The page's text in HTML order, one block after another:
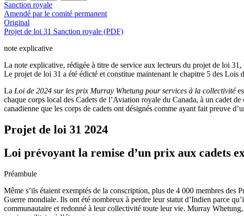
Sanction royale
Amendé par le comité permanent
Original
Projet de loi 31 Sanction royale (PDF)
note explicative
La note explicative, rédigée à titre de service aux lecteurs du projet de loi
Le projet de loi 31 a été édicté et constitue maintenant le chapitre 5 des Lois
La Loi de 2024 sur les prix Murray Whetung pour services à la collectivité
chaque corps local des Cadets de l’Aviation royale du Canada, à un cadet
canadienne que les corps de cadets ont désignés comme ayant fait preuve
Projet de loi 31 2024
Loi prévoyant la remise d’un prix aux cadets
Préambule
Même s’ils étaient exemptés de la conscription, plus de 4 000 membres des
Guerre mondiale. Ils ont été nombreux à perdre leur statut d’Indien parce
communautaire et redonné à leur collectivité toute leur vie. Murray